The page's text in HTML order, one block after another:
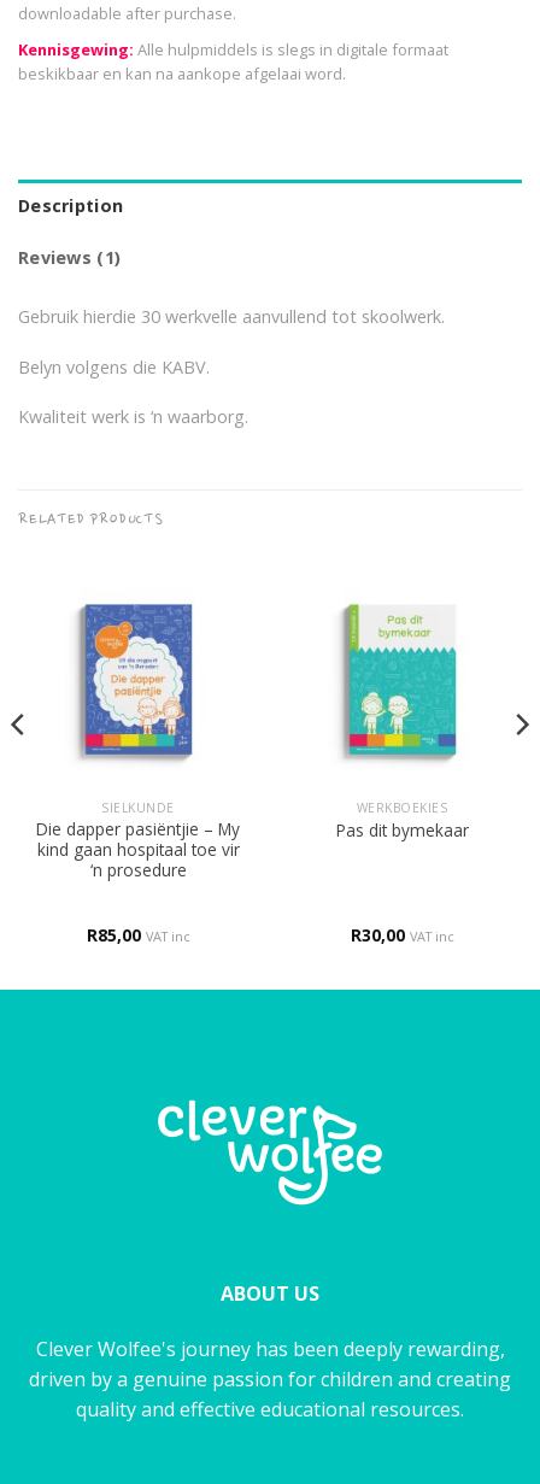
downloadable after purchase.
Kennisgewing: Alle hulpmiddels is slegs in digitale formaat
beskikbaar en kan na aankope afgelaai word.
Description
Reviews (1)
Gebruik hierdie 30 werkvelle aanvullend tot skoolwerk.
Belyn volgens die KABV.
Kwaliteit werk is ‘n waarborg.
RELATED PRODUCTS
SIELKUNDE
Die dapper pasiëntjie – My
kind gaan hospitaal toe vir
‘n prosedure
R85,00 VAT inc
WERKBOEKIES
Pas dit bymekaar
R30,00 VAT inc
ABOUT US
Clever Wolfee's journey has been deeply rewarding,
driven by a genuine passion for children and creating
quality and effective educational resources.